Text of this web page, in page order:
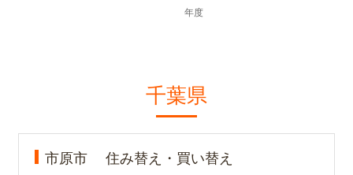
千葉県
市原市 住み替え・買い替え